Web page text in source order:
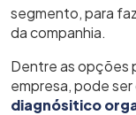
segmento, para
da companhia.
Dentre as opções
empresa, pode
diagnósitico